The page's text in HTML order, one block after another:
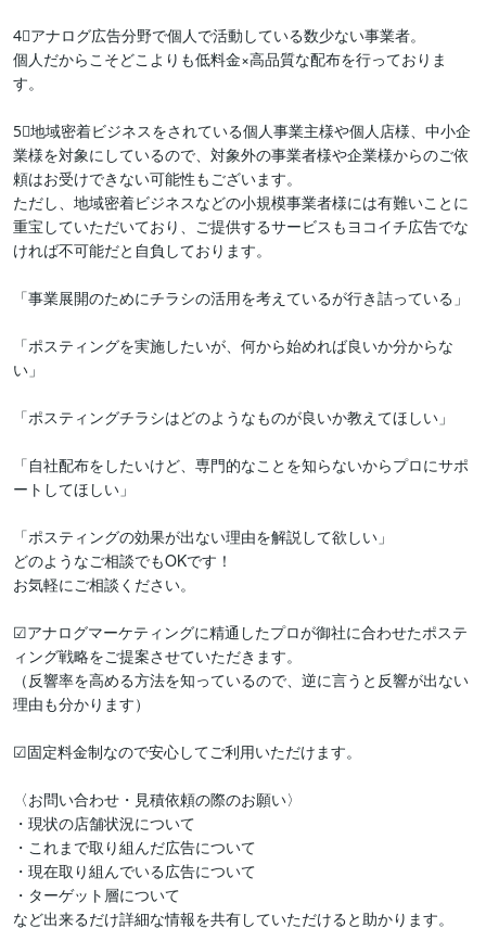
4⃣アナログ広告分野で個人で活動している数少ない事業者。
個人だからこそどこよりも低料金×高品質な配布を行っておりま
す。
5⃣地域密着ビジネスをされている個人事業主様や個人店様、中小企
業様を対象にしているので、対象外の事業者様や企業様からのご依
頼はお受けできない可能性もございます。
ただし、地域密着ビジネスなどの小規模事業者様には有難いことに
重宝していただいており、ご提供するサービスもヨコイチ広告でな
ければ不可能だと自負しております。
「事業展開のためにチラシの活用を考えているが行き詰っている」
「ポスティングを実施したいが、何から始めれば良いか分からな
い」
「ポスティングチラシはどのようなものが良いか教えてほしい」
「自社配布をしたいけど、専門的なことを知らないからプロにサポ
ートしてほしい」
「ポスティングの効果が出ない理由を解説して欲しい」
どのようなご相談でもOKです！
お気軽にご相談ください。
☑アナログマーケティングに精通したプロが御社に合わせたポステ
ィング戦略をご提案させていただきます。
（反響率を高める方法を知っているので、逆に言うと反響が出ない
理由も分かります）
☑固定料金制なので安心してご利用いただけます。
〈お問い合わせ・見積依頼の際のお願い〉
・現状の店舗状況について
・これまで取り組んだ広告について
・現在取り組んでいる広告について
・ターゲット層について
など出来るだけ詳細な情報を共有していただけると助かります。